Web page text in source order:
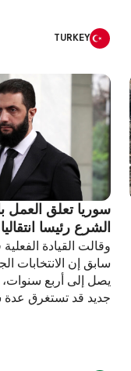
TURKEY
سوريا تعلق العمل
الشرع رئيسا انتقاليا
وقالت القيادة
سابق إن الانتخابات
يصل إلى أربع
جديد قد تستغرق عدة